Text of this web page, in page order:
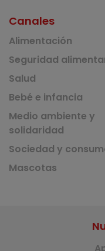
Canales
Alimentación
Seguridad
Salud
Bebé e infancia
Medio ambiente y
solidaridad
Sociedad y
Mascotas